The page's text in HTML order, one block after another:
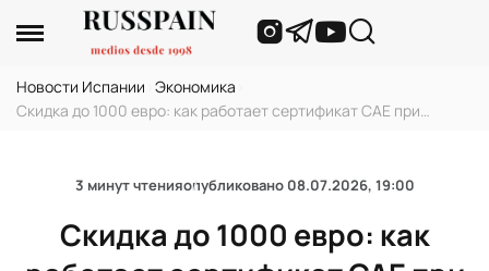
Новости Испании Экономика
Скидка до 1000 евро: как работает сертификат CAE при
3 минут чтенияопубликовано 08.07.2026, 19:00
Скидка до 1000 евро: как